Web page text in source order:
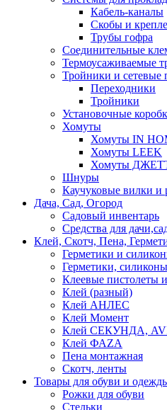
Кабель-каналы
Скобы и
Трубы гофра
Соединительные
Термоусаживаемые
Тройники и сетевые
Переходники
Тройники
Установочные
Хомуты
Хомуты IN
Хомуты LEEK
Хомуты
Шнуры
Каучуковые вилки и
Дача, Сад, Огород
Садовый инвентарь
Средства для
Клей, Скотч, Пена,
Герметики и
Герметики,
Клеевые пистолеты
Клей (разный)
Клей АНЛЕС
Клей Момент
Клей СЕКУНДА,
Клей ФАZА
Пена монтажная
Скотч, ленты
Товары для обуви и
Рожки для обуви
Стельки